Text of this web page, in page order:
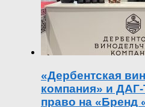
«Дербентская
компания» и
право на «Бренд